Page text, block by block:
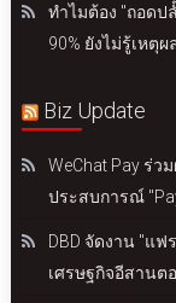
ทำไมต้อง "ถอดป
90% ยังไม่รู้เหตุผ
Biz Update
WeChat Pay ร่ว
ประสบการณ์
DBD จัดงาน "แ
เศรษฐกิจอีสานต